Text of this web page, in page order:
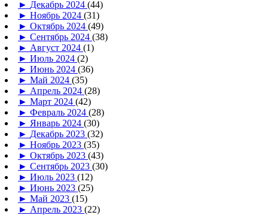
► Декабрь 2024 (44)
► Ноябрь 2024 (31)
► Октябрь 2024 (49)
► Сентябрь 2024 (38)
► Август 2024 (1)
► Июль 2024 (2)
► Июнь 2024 (36)
► Май 2024 (35)
► Апрель 2024 (28)
► Март 2024 (42)
► Февраль 2024 (28)
► Январь 2024 (30)
► Декабрь 2023 (32)
► Ноябрь 2023 (35)
► Октябрь 2023 (43)
► Сентябрь 2023 (30)
► Июль 2023 (12)
► Июнь 2023 (25)
► Май 2023 (15)
► Апрель 2023 (22)